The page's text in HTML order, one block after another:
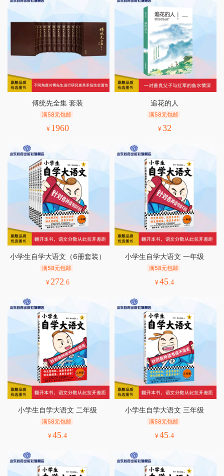
傅统先全集 套装
满58元包邮
¥ 1960
追花的人
满58元包邮
¥32
小学生自学大语文（6册套装）
满58元包邮
¥272.6
小学生自学大语文 一年级
满58元包邮
¥45.4
小学生自学大语文 二年级
满58元包邮
¥45.4
小学生自学大语文 三年级
满58元包邮
¥45.4